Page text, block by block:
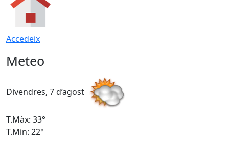
Accedeix
Meteo
Divendres, 7 d’agost
T.Màx: 33°
T.Min: 22°